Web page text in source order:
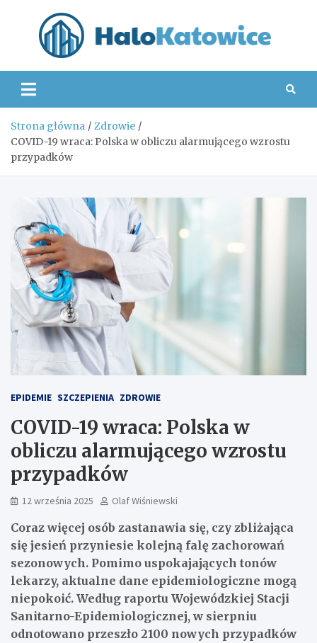
Strona główna
Zdrowie
COVID-19 wraca: Polska w obliczu alarmującego wzrostu
przypadków
EPIDEMIE SZCZEPIENIA ZDROWIE
COVID-19 wraca: Polska w
obliczu alarmującego wzrostu
przypadków
12 września 2025 Olaf Wiśniewski
Coraz więcej osób zastanawia się, czy zbliżająca
się jesień przyniesie kolejną falę zachorowań
sezonowych. Pomimo uspokajających tonów
lekarzy, aktualne dane epidemiologiczne mogą
niepokoić. Według raportu Wojewódzkiej Stacji
Sanitarno-Epidemiologicznej, w sierpniu
odnotowano przeszło 2100 nowych przypadków